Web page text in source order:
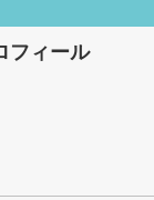
フィール